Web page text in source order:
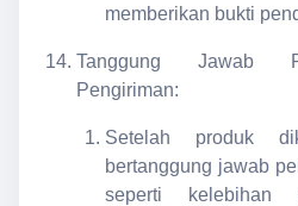
memberikan bukti
Tanggung Jawab
Pengiriman:
Setelah produk
bertanggung jawab
seperti kelebihan